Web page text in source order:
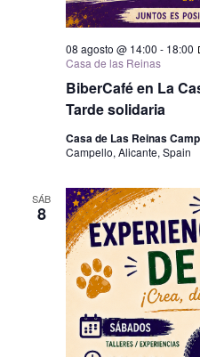
BiberCafé en La
Tarde solidaria
08 agosto @ 14:00 - 18:00
Casa de las Reinas
Casa de Las Reinas
Campello, Alicante, Spain
SÁB
8